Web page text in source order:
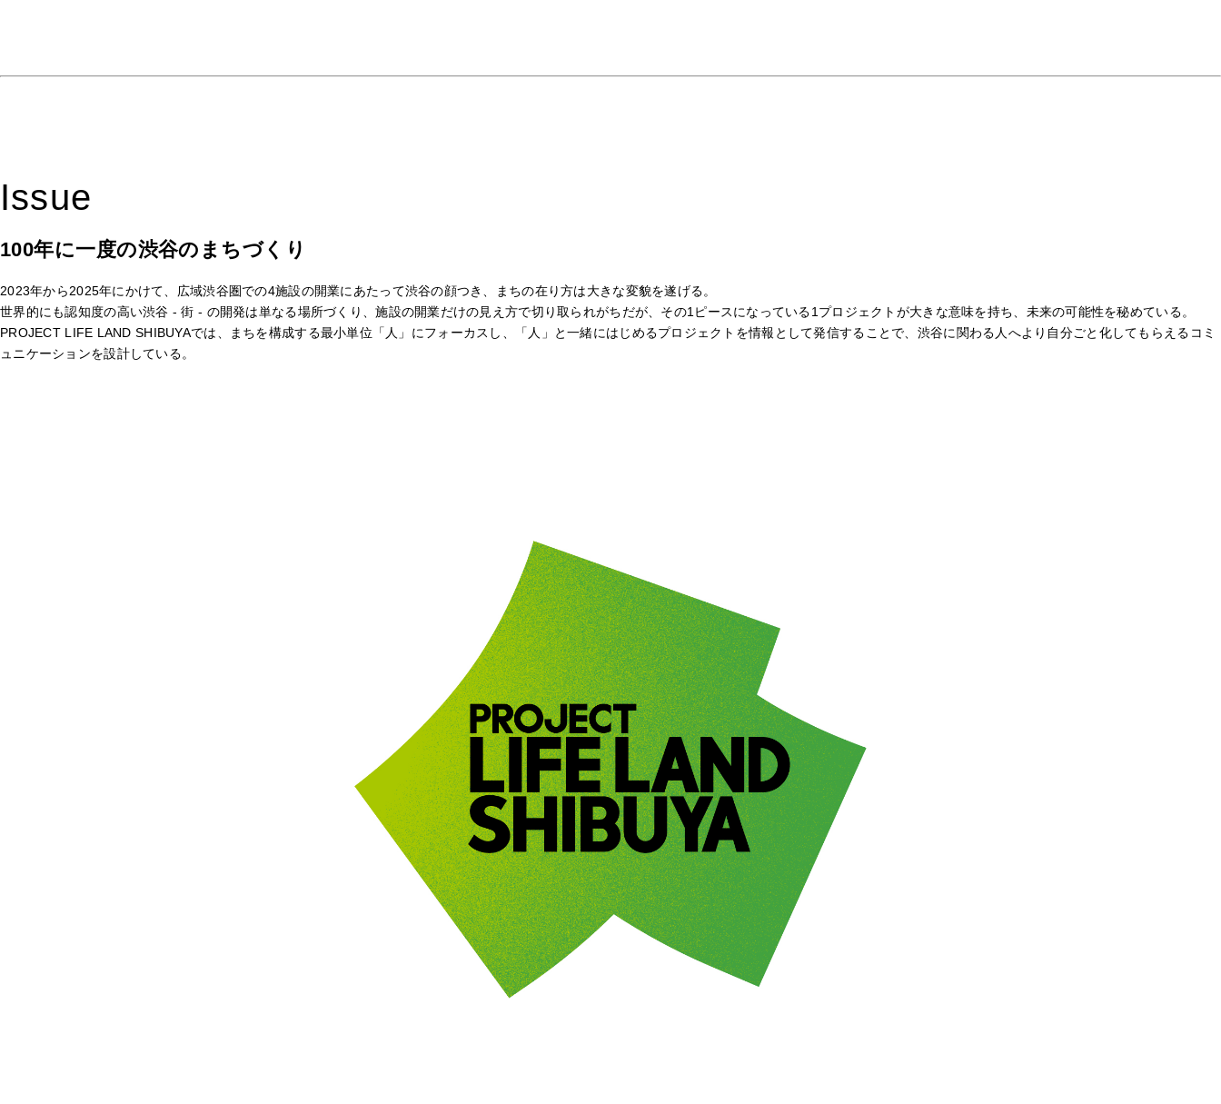
Issue
100年に一度の渋谷のまちづくり
2023年から2025年にかけて、広域渋谷圏での4施設の開業にあたって渋谷の顔つき、まちの在り方は大きな変貌を遂げる。
世界的にも認知度の高い渋谷 - 街 - の開発は単なる場所づくり、施設の開業だけの見え方で切り取られがちだが、その1ピースになっている1プロジェクトが大きな意味を持ち、未来の可能性を秘めている。
PROJECT LIFE LAND SHIBUYAでは、まちを構成する最小単位「人」にフォーカスし、「人」と一緒にはじめるプロジェクトを情報として発信することで、渋谷に関わる人へより自分ごと化してもらえるコミ
ュニケーションを設計している。